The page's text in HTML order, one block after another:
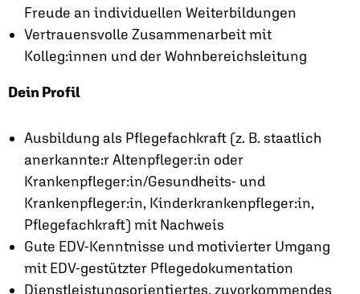
Freude an individuellen Weiterbildungen
Vertrauensvolle Zusammenarbeit mit
Kolleg:innen und der Wohnbereichsleitung
Dein Profil
Ausbildung als Pflegefachkraft (z. B. staatlich
anerkannte:r Altenpfleger:in oder
Krankenpfleger:in/Gesundheits- und
Krankenpfleger:in, Kinderkrankenpfleger:in,
Pflegefachkraft) mit Nachweis
Gute EDV-Kenntnisse und motivierter Umgang
mit EDV-gestützter Pflegedokumentation
Dienstleistungsorientiertes, zuvorkommendes